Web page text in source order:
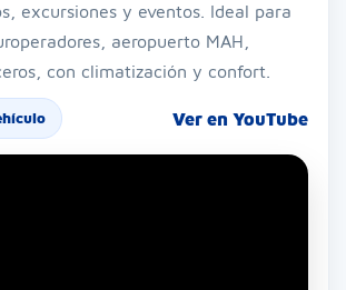
excursiones y eventos. Ideal para
aeropuerto MAH,
con climatización y confort.
Ver en YouTube